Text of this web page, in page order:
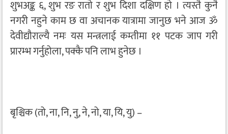
शुभअङ्क ६, शुभ रङ रातो र शुभ दिशा दक्षिण हो । त्यस्तै कुनै
नगरी नहुने काम छ वा अचानक यात्रामा जानुछ भने आज ॐ
देवीद्यौराल्यै नमः यस मन्त्रलाई कम्तीमा ११ पटक जाप गरी
प्रारम्भ गर्नुहोला, पक्कै पनि लाभ हुनेछ ।
बृश्चिक (तो, ना, नि, नु, ने, नो, या, यि, यु) –